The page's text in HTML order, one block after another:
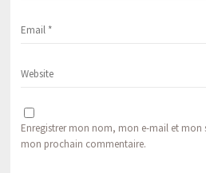
Enregistrer mon nom, mon e-mail et mon
mon prochain commentaire.